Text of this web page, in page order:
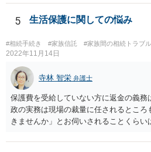
5 生活保護に関しての悩み
#相続手続き #家族信託 #家族間の相続トラブル
2022年11月14日
寺林 智栄 弁護士
保護費を受給していない方に返金の義
政の実務は現場の裁量に任されるとこ
きませんか」とお伺いされることくら
考えてご判断いただくのが良いと思いま